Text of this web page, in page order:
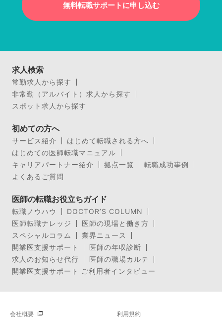
無料転職サポートに申し込む
求人検索
常勤求人から探す
非常勤（アルバイト）求人から探す
スポット求人から探す
初めての方へ
サービス紹介
はじめて転職される方へ
はじめての医師転職マニュアル
キャリアパートナー紹介
拠点一覧
転職成功事例
よくあるご質問
医師の転職お役立ちガイド
転職ノウハウ
DOCTOR’S COLUMN
医師転職ナレッジ
医師の現場と働き方
スペシャルコラム
業界ニュース
開業医支援サポート
医師の年収診断
求人のお知らせ代行
医師の職場カルテ
開業医支援サポート ご利用者インタビュー
会社概要 利用規約